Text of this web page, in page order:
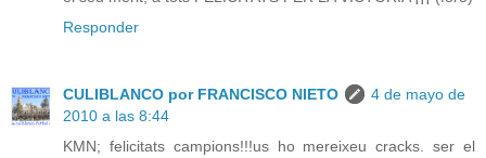
Responder
CULIBLANCO por FRANCISCO NIETO
4 de mayo de
2010 a las 8:44
KMN; felicitats campions!!!us ho mereixeu cracks. ser el